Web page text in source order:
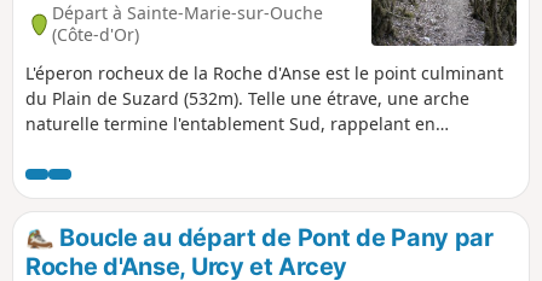
Départ à Sainte-Marie-sur-Ouche
(Côte-d'Or)
L'éperon rocheux de la Roche d'Anse est le point culminant
du Plain de Suzard (532m). Telle une étrave, une arche
naturelle termine l'entablement Sud, rappelant en
Boucle au départ de Pont de Pany par
Roche d'Anse, Urcy et Arcey